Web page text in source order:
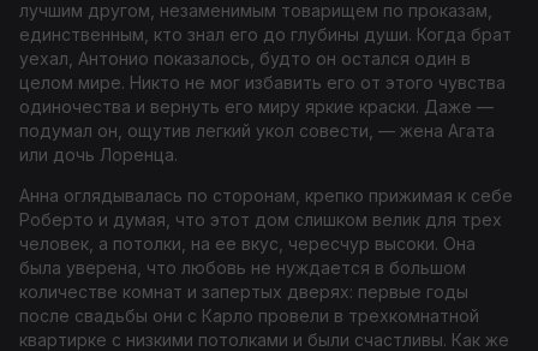
лучшим другом, незаменимым товарищем по проказам,
единственным, кто знал его до глубины души. Когда брат
уехал, Антонио показалось, будто он остался один в
целом мире. Никто не мог избавить его от этого чувства
одиночества и вернуть его миру яркие краски. Даже —
подумал он, ощутив легкий укол совести, — жена Агата
или дочь Лоренца.
Анна оглядывалась по сторонам, крепко прижимая к себе
Роберто и думая, что этот дом слишком велик для трех
человек, а потолки, на ее вкус, чересчур высоки. Она
была уверена, что любовь не нуждается в большом
количестве комнат и запертых дверях: первые годы
после свадьбы они с Карло провели в трехкомнатной
квартирке с низкими потолками и были счастливы. Как же